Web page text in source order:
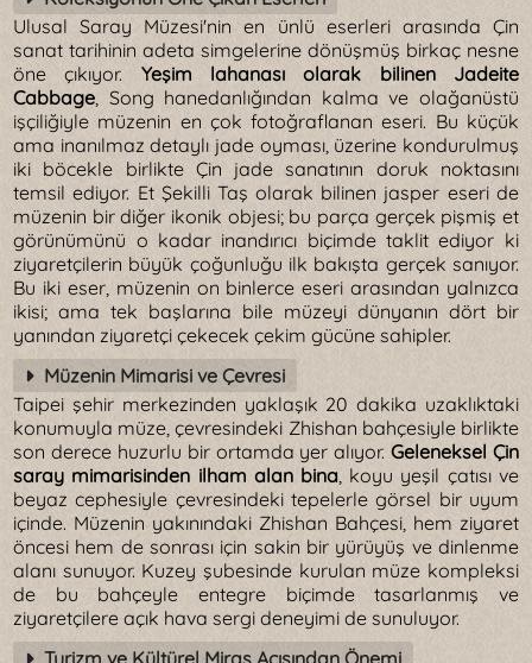
Ulusal Saray Müzesi'nin en ünlü eserleri arasında Çin
sanat tarihinin adeta simgelerine dönüşmüş birkaç nesne
öne çıkıyor. Yeşim lahanası olarak bilinen Jadeite
Cabbage, Song hanedanlığından kalma ve olağanüstü
işçiliğiyle müzenin en çok fotoğraflanan eseri. Bu küçük
ama inanılmaz detaylı jade oyması, üzerine kondurulmuş
iki böcekle birlikte Çin jade sanatının doruk noktasını
temsil ediyor. Et Şekilli Taş olarak bilinen jasper eseri de
müzenin bir diğer ikonik objesi; bu parça gerçek pişmiş et
görünümünü o kadar inandırıcı biçimde taklit ediyor ki
ziyaretçilerin büyük çoğunluğu ilk bakışta gerçek sanıyor.
Bu iki eser, müzenin on binlerce eseri arasından yalnızca
ikisi; ama tek başlarına bile müzeyi dünyanın dört bir
yanından ziyaretçi çekecek çekim gücüne sahipler.
Müzenin Mimarisi ve Çevresi
Taipei şehir merkezinden yaklaşık 20 dakika uzaklıktaki
konumuyla müze, çevresindeki Zhishan bahçesiyle birlikte
son derece huzurlu bir ortamda yer alıyor. Geleneksel Çin
saray mimarisinden ilham alan bina, koyu yeşil çatısı ve
beyaz cephesiyle çevresindeki tepelerle görsel bir uyum
içinde. Müzenin yakınındaki Zhishan Bahçesi, hem ziyaret
öncesi hem de sonrası için sakin bir yürüyüş ve dinlenme
alanı sunuyor. Kuzey şubesinde kurulan müze kompleksi
de bu bahçeyle entegre biçimde tasarlanmış ve
ziyaretçilere açık hava sergi deneyimi de sunuluyor.